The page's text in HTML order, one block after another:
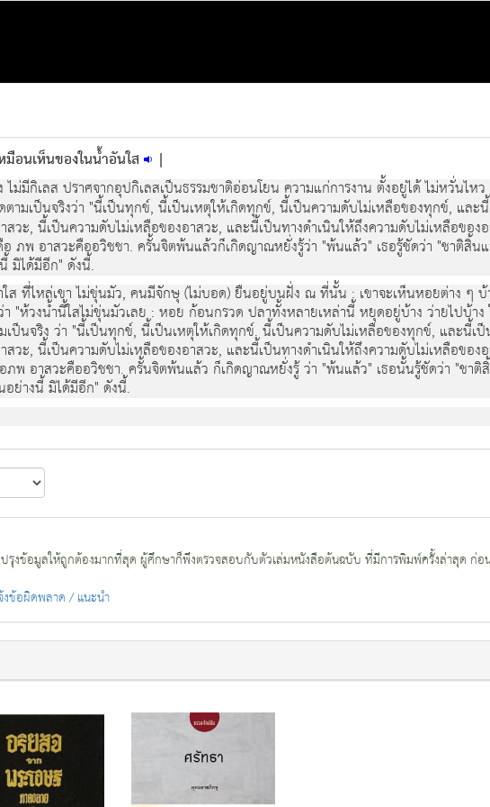
อนเห็นของในน้ำอันใส |
มีกิเลส ปราศจากอุปกิเลสเปนธรรมชาติออนโยน ความแกการงาน ตั้งอยูได ไมหวั่นไห
ดตามเปนจริงวา "นี้เปนทุกข, นี้เปนเหตุใหเกิดทุกข, นี้เปนความดับไมเหลือของทุกข, แ
วะ, นี้เปนความดับไมเหลือของอาสวะ, และนี้เปนทางดําเนินใหถึงความดับไมเหลือของอ
อาสวะคืออวิชชา. ครั้นจิตพนแลวก็เกิดญาณหยั่งรูวา "พนแลว" เธอรูชัดวา "ชาติสิ้นแ
มิไดมีอีก" ดังนี้.
ที่ไหลเขา ไมขุนมัว, คนมีจักษุ (ไมบอด) ยืนอยูบนฝง ณ ที่นั้น : เขาจะเห็นหอยตาง ๆ
า "หวงน้ำนี้ใสไมขุนมัวเลย : หอย กอนกรวด ปลาทั้งหลายเหลานี้ หยุดอยูบาง วายไ
ริง วา "นี้เปนทุกข, นี้เปนเหตุใหเกิดทุกข. นี้เปนความดับไมเหลือของทุกข, และนี้เป
วะ, นี้เปนความดับไมเหลือของอาสวะ, และนี้เปนทางดําเนินใหถึงความดับไมเหลือของอ
อาสวะคืออวิชชา. ครั้นจิตพนแลว ก็เกิดญาณหยั่งรู วา "พนแลว" เธอนั้นรูชัดวา "ชาติ
ยางนี้ มิไดมีอีก" ดังนี้.
งข้อมูลให้ถูกต้องมากที่สุด ผู้ศึกษาก็พึงตรวจสอบกับตัวเล่มหนังสือต้นฉบับ ที่มีการพิมพ์ครั้งล่าสุด ก่อน
งข้อผิดพลาด / แนะนำ